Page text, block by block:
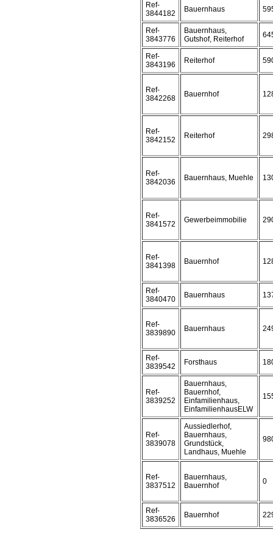
Ref-
3844182
Bauernhaus
Ref-
3843776
Bauernhaus,
Gutshof, Reiterhof
Ref-
3843196
Reiterhof
Ref-
3842268
Bauernhof
Ref-
3842152
Reiterhof
Ref-
3842036
Bauernhaus, Muehle
Ref-
3841572
Gewerbeimmobilie
Ref-
3841398
Bauernhof
Ref-
3840470
Bauernhaus
Ref-
3839890
Bauernhaus
Ref-
3839542
Forsthaus
Ref-
3839252
Bauernhaus,
Bauernhof,
Einfamilienhaus,
EinfamilienhausELW
Ref-
3839078
Aussiedlerhof,
Bauernhaus,
Grundstück,
Landhaus, Muehle
Ref-
3837512
Bauernhaus,
Bauernhof
0
Ref-
3836526
Bauernhof